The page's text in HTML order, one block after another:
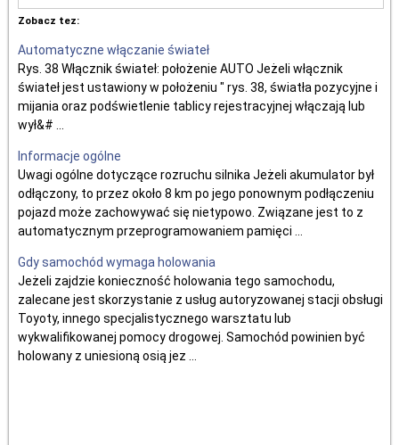
Zobacz tez:
Automatyczne włączanie świateł
Rys. 38 Włącznik świateł: położenie AUTO Jeżeli włącznik
świateł jest ustawiony w położeniu " rys. 38, światła pozycyjne i
mijania oraz podświetlenie tablicy rejestracyjnej włączają lub
wył&# ...
Informacje ogólne
Uwagi ogólne dotyczące rozruchu silnika Jeżeli akumulator był
odłączony, to przez około 8 km po jego ponownym podłączeniu
pojazd może zachowywać się nietypowo. Związane jest to z
automatycznym przeprogramowaniem pamięci ...
Gdy samochód wymaga holowania
Jeżeli zajdzie konieczność holowania tego samochodu,
zalecane jest skorzystanie z usług autoryzowanej stacji obsługi
Toyoty, innego specjalistycznego warsztatu lub
wykwalifikowanej pomocy drogowej. Samochód powinien być
holowany z uniesioną osią jez ...